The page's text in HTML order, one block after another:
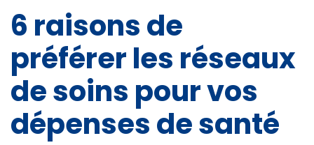
6 raisons de
préférer les réseaux
de soins pour vos
dépenses de santé